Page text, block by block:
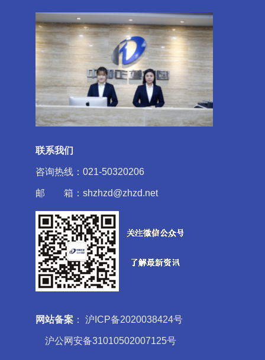
联系我们
咨询热线：021-50320206
邮 箱：shzhzd@zhzd.net
网站备案 ： 沪ICP备2020038424号
沪公网安备31010502007125号